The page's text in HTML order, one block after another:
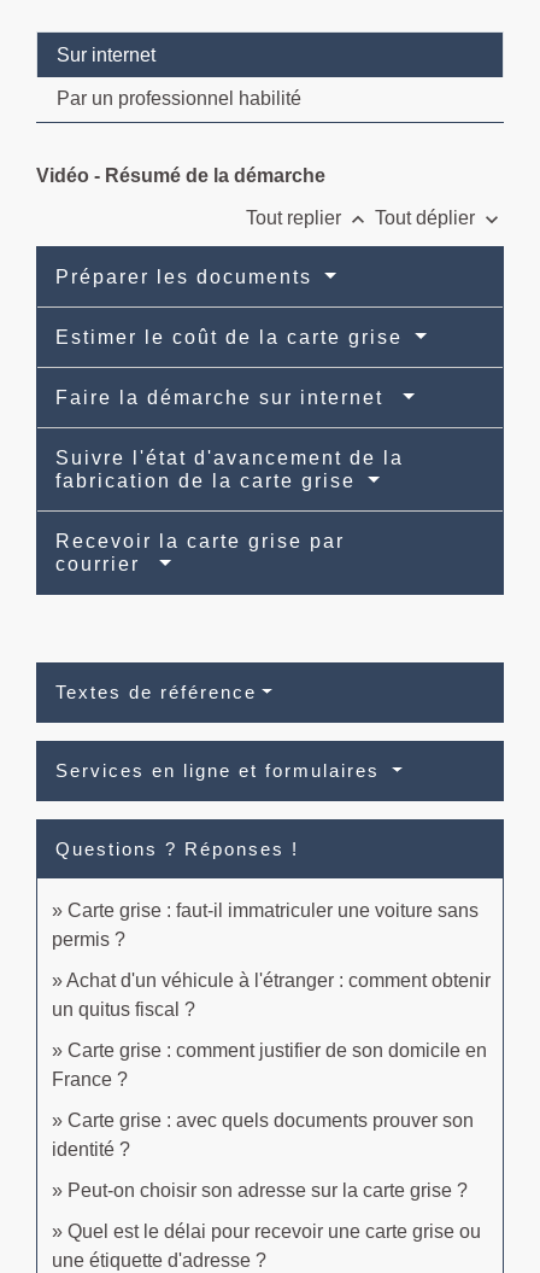
Sur internet
Par un professionnel habilité
Vidéo - Résumé de la démarche
Tout replier keyboard_arrow_up Tout déplier keyboard_arrow_down
Préparer les documents
Estimer le coût de la carte grise
Faire la démarche sur internet
Suivre l'état d'avancement de la
fabrication de la carte grise
Recevoir la carte grise par
courrier
Textes de référence
Services en ligne et formulaires
Questions ? Réponses !
Carte grise : faut-il immatriculer une voiture sans
permis ?
Achat d'un véhicule à l'étranger : comment obtenir
un quitus fiscal ?
Carte grise : comment justifier de son domicile en
France ?
Carte grise : avec quels documents prouver son
identité ?
Peut-on choisir son adresse sur la carte grise ?
Quel est le délai pour recevoir une carte grise ou
une étiquette d'adresse ?